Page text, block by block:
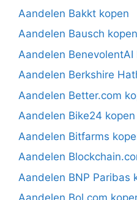
Aandelen Bakkt kopen
Aandelen Bausch kopen
Aandelen BenevolentAI
Aandelen Berkshire
Aandelen Better.com
Aandelen Bike24 kopen
Aandelen Bitfarms
Aandelen
Aandelen BNP Paribas